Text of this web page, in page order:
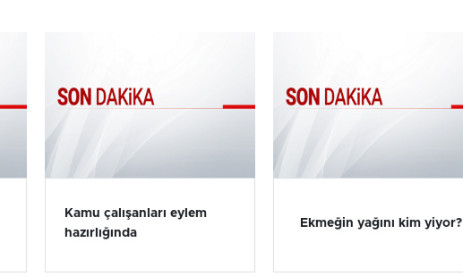
Kamu çalışanları eylem
hazırlığında
Ekmeğin yağını kim yiyor?